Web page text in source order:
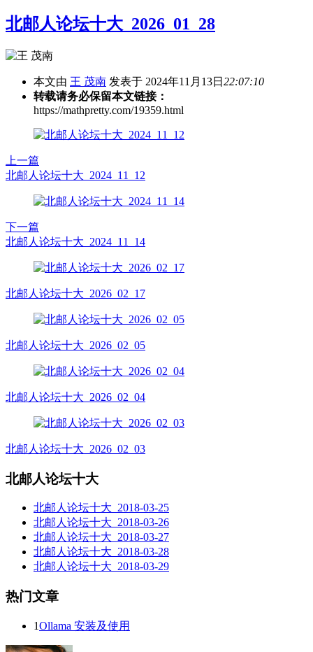
北邮人论坛十大_2026_01_28
本文由 王 茂南 发表于 2024年11月13日 22:07:10
转载请务必保留本文链接：
https://mathpretty.com/19359.html
上一篇
北邮人论坛十大_2024_11_12
下一篇
北邮人论坛十大_2024_11_14
北邮人论坛十大_2026_02_17
北邮人论坛十大_2026_02_05
北邮人论坛十大_2026_02_04
北邮人论坛十大_2026_02_03
北邮人论坛十大
北邮人论坛十大_2018-03-25
北邮人论坛十大_2018-03-26
北邮人论坛十大_2018-03-27
北邮人论坛十大_2018-03-28
北邮人论坛十大_2018-03-29
热门文章
1Ollama 安装及使用